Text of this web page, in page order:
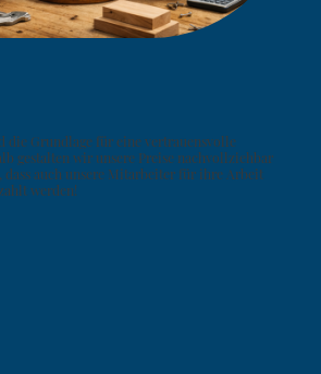
die Grundlage für eine vertrauensvolle
gestalten wir unsere Preise nachvollziehbar
auch unsere Mitarbeiter für ihre Arbeit
werden!